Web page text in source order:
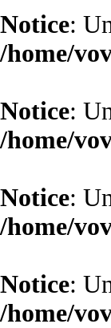
Notice:
/home/
Notice:
/home/
Notice:
/home/
Notice:
/home/